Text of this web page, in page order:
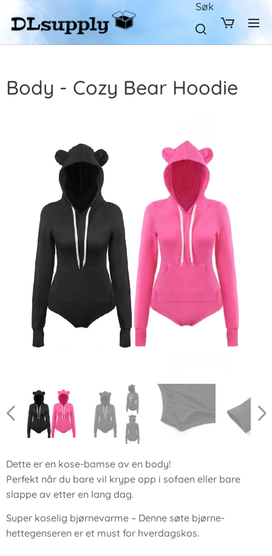
Søk
Body - Cozy Bear Hoodie
Dette er en kose-bamse av en body!
Perfekt når du bare vil krype opp i sofaen eller bare
slappe av etter en lang dag.
Super koselig bjørnevarme – Denne søte bjørne-
hettegenseren er et must for hverdagskos.